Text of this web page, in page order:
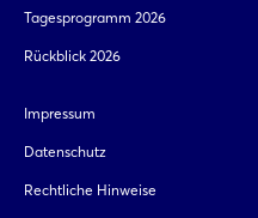
Tagesprogramm 2026
Rückblick 2026
Impressum
Datenschutz
Rechtliche Hinweise